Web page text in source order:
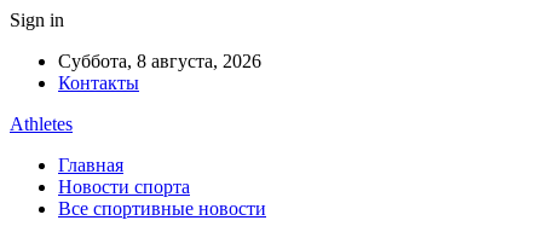
Sign in
Суббота, 8 августа, 2026
Контакты
Athletes
Главная
Новости спорта
Все спортивные новости